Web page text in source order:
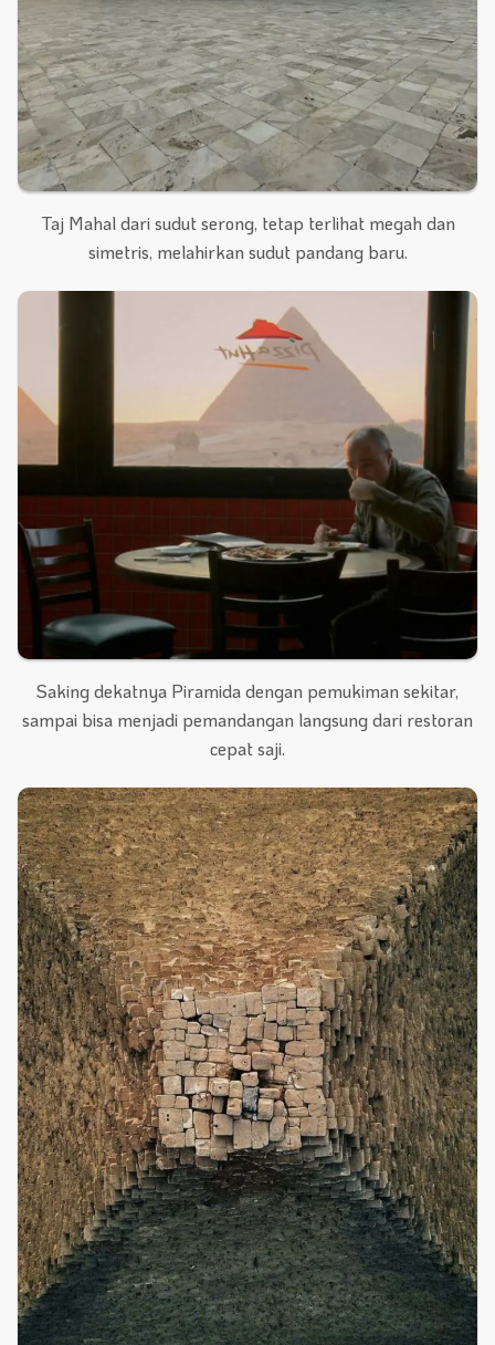
Taj Mahal dari sudut serong, tetap terlihat megah dan
simetris, melahirkan sudut pandang baru.
Saking dekatnya Piramida dengan pemukiman sekitar,
sampai bisa menjadi pemandangan langsung dari restoran
cepat saji.